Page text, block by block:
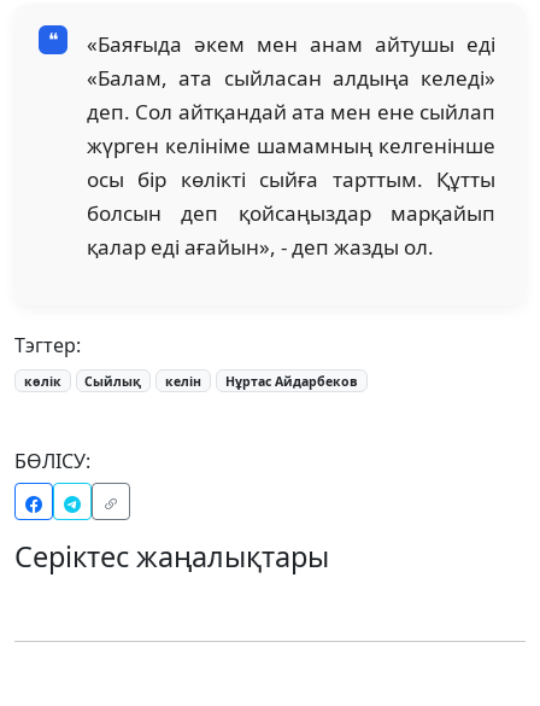
«Баяғыда әкем мен анам айтушы еді
«Балам, ата сыйласан алдыңа келеді»
деп. Сол айтқандай ата мен ене сыйлап
жүрген келініме шамамның келгенінше
осы бір көлікті сыйға тарттым. Құтты
болсын деп қойсаңыздар марқайып
қалар еді ағайын», - деп жазды ол.
Тэгтер:
көлік Сыйлық келін Нұртас Айдарбеков
БӨЛІСУ:
Серіктес жаңалықтары